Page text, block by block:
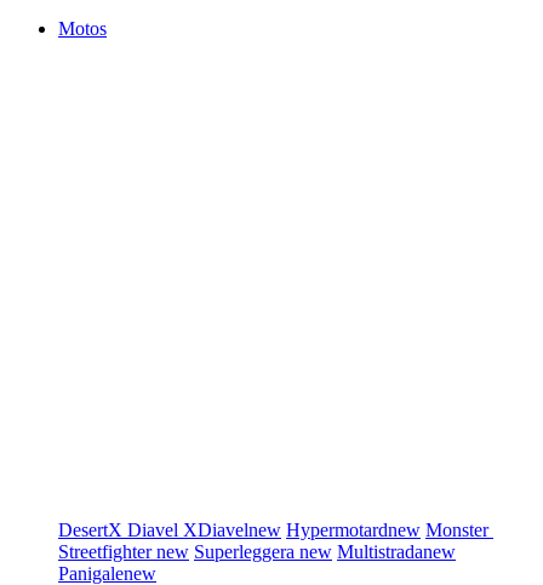
Motos
DesertX Diavel XDiavelnew Hypermotardnew Monster
Streetfighternew Superleggera new Multistradanew
Panigalenew